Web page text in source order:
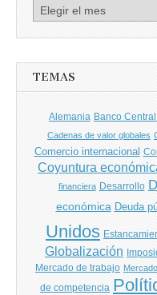
Archivo
TEMAS
Alemania Banco
Cadenas de valor globales
Comercio internacional
Coyuntura
financiera Desarrollo
económica Deuda
Unidos
Globalización
Mercado de trabajo
de competencia